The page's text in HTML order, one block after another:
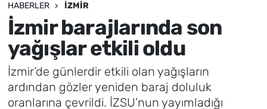
HABERLER İZMIR
İzmir barajlarında son
yağışlar etkili oldu
İzmir’de günlerdir etkili olan yağışların
ardından gözler yeniden baraj doluluk
oranlarına çevrildi. İZSU’nun yayımladığı
Asayiş / Polis-Adliye
Spor
Magazin
Foto Galeri